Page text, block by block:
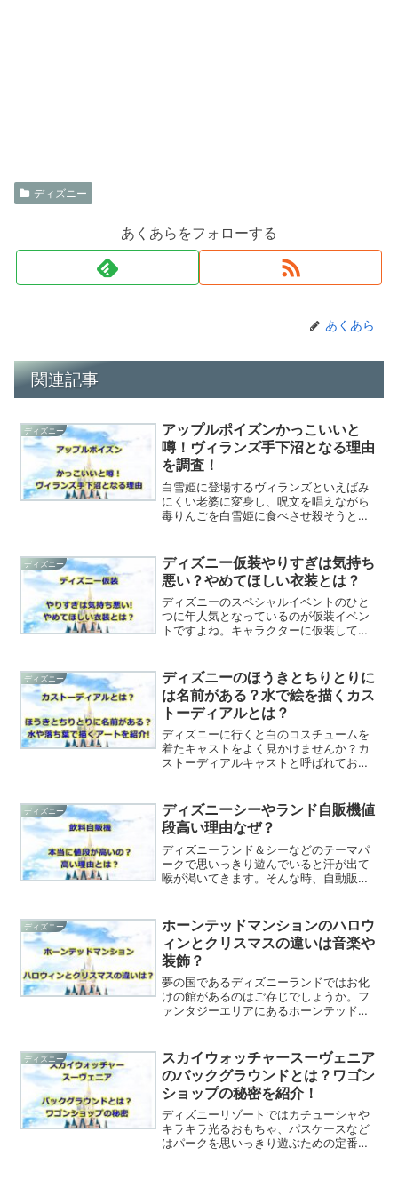
ディズニー
あくあらをフォローする
あくあら
関連記事
ディズニー
アップルポイズンかっこいいと
噂！ヴィランズ手下沼となる理由
を調査！
白雪姫に登場するヴィランズといえばみ
にくい老婆に変身し、呪文を唱えながら
毒りんごを白雪姫に食べさせ殺そうと計
手下といえばアップルポイズンです。デ
ィズニーリゾートでは手下...
ディズニー
ディズニー仮装やりすぎは気持ち
悪い？やめてほしい衣装とは？
ディズニーのスペシャルイベントのひと
つに年人気となっているのが仮装イベン
トですよね。キャラクターに仮装してゲ
し、毎年ディズニーの仮装がどこまで可
能な範囲であり、わからなく...
ディズニー
ディズニーのほうきとちりとりに
は名前がある？水で絵を描くカス
トーディアルとは？
ディズニーに行くと白のコスチュームを
着たキャストをよく見かけませんか？カ
ストーディアルキャストと呼ばれてお
ゃいます。毎回、パーク内は清掃が徹底
されていてゴミもほぼないほ...
ディズニー
ディズニーシーやランド自販機値
段高い理由なぜ？
ディズニーランド＆シーなどのテーマパ
ークで思いっきり遊んでいると汗が出て
喉が渇いてきます。そんな時、自動販売
ニーリゾートは屋内のみならず屋外にも
たくさんアトラクションが...
ディズニー
ホーンテッドマンションのハロウ
ィンとクリスマスの違いは音楽や
装飾？
夢の国であるディズニーランドではお化
けの館があるのはご存じでしょうか。フ
ァンタジーエリアにあるホーンテッドマ
して年明けまで（日本で言えばお正月）
まで、ホーンテッドマンシ...
ディズニー
スカイウォッチャースーヴェニア
のバックグラウンドとは？ワゴン
ショップの秘密を紹介！
ディズニーリゾートではカチューシャや
キラキラ光るおもちゃ、パスケースなど
はパークを思いっきり遊ぶための定番の